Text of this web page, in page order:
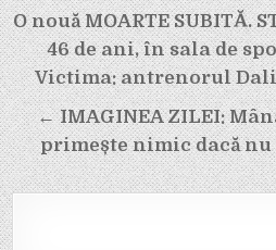
Navigare
în
articole
O nouă MOARTE SUBITĂ.
46 de ani, în sala de
Victima: antrenorul
← IMAGINEA ZILEI:
primește nimic dacă nu